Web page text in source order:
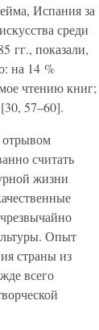
Испания за
среди
гг., показали,
на 14 %
чтению книг;
57–60].
отрывом
считать
жизни
Опыт
страны из
всего